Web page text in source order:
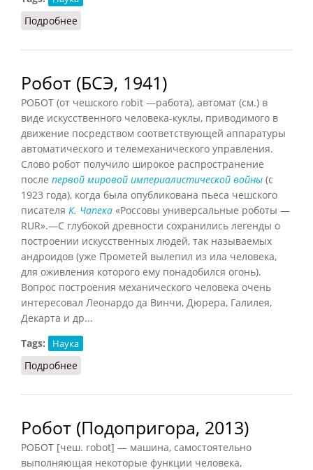
Подробнее
Робот (БСЭ, 1941)
РОБОТ (от чешского robit —работа), автомат (см.) в
виде искусственного человека-куклы, приводимого в
движение посредством соответствующей аппаратуры
автоматического и телемеханического управления.
Слово робот получило широкое распространение
после первой мировой империалистической войны (с
1923 года), когда была опубликована пьеса чешского
писателя К. Чапека «Россовы универсальные роботы —
RUR».—С глубокой древности сохранились легенды о
построении искусственных людей, так называемых
андроидов (уже Прометей вылепил из ила человека,
для оживления которого ему понадобился огонь).
Вопрос построения механического человека очень
интересовал Леонардо да Винчи, Дюрера, Галилея,
Декарта и др...
Tags:
Наука
Подробнее
Робот (Подопригора, 2013)
РОБОТ [чеш. robot] — машина, самостоятельно
выполняющая некоторые функции человека,